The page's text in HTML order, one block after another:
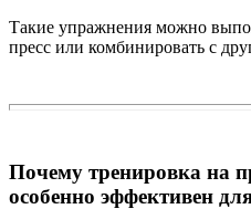
Такие упражнения можно
пресс или комбинировать с
Почему тренировка на
особенно эффективен